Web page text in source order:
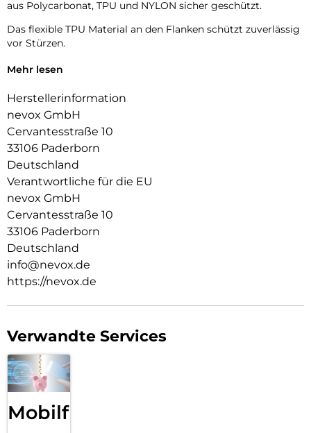
aus Polycarbonat, TPU und NYLON sicher geschützt.
Das flexible TPU Material an den Flanken schützt zuverlässig
vor Stürzen.
Das Display ist durch die seitlichen Flanken geschützt.
geschützt.
Die Anschlüsse, Knöpfe und Kamera bleiben voll zugänglich.
Hochwertiges Schmutzabweisendes Material und langlebige
Zusammensetzung der Materialien.
Mehr lesen
Herstellerinformation
nevox GmbH
Cervantesstraße 10
33106 Paderborn
Deutschland
Verantwortliche für die EU
nevox GmbH
Cervantesstraße 10
33106 Paderborn
Deutschland
info@nevox.de
https://nevox.de
Verwandte Services
Mobilfunk